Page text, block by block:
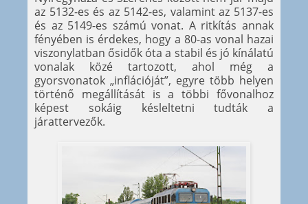
az 5132-es és az 5142-es, valamint az 5137-es
és az 5149-es számú vonat. A ritkítás annak
fényében is érdekes, hogy a 80-as vonal hazai
viszonylatban ősidők óta a stabil és jó kínálatú
vonalak közé tartozott, ahol még a
gyorsvonatok „inflációját”, egyre több helyen
történő megállítását is a többi fővonalhoz
képest sokáig késleltetni tudták a
járattervezők.